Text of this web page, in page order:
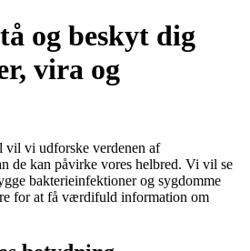
og beskyt dig
vira og
vil vi udforske verdenen af
de kan påvirke vores helbred. Vi vil se
bakterieinfektioner og sygdomme
for at få værdifuld information om